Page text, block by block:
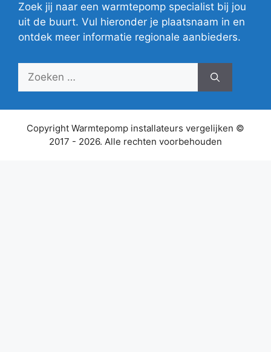
Zoek jij naar een warmtepomp specialist bij jou
uit de buurt. Vul hieronder je plaatsnaam in en
ontdek meer informatie regionale aanbieders.
Zoek
Copyright Warmtepomp installateurs vergelijken ©
2017 - 2026. Alle rechten voorbehouden